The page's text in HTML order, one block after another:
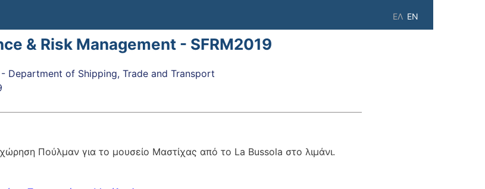
EN
ΕΛ
& Risk Management - SFRM2019
- Department of Shipping, Trade and Transport
για το μουσείο Μαστίχας από το La Bussola στο λιμάνι.